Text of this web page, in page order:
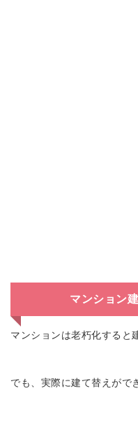
マンション
マンションは老朽化すると
でも、実際に建て替えがで